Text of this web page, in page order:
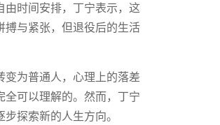
时间安排，丁宁表示，这
与紧张，但退役后的生活
为普通人，心理上的落差
可以理解的。然而，丁宁
探索新的人生方向。